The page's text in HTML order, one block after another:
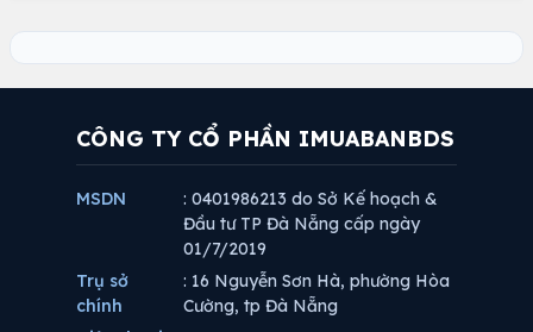
CÔNG TY CỔ PHẦN IMUABANBDS
MSDN
: 0401986213 do Sở Kế hoạch &
Đầu tư TP Đà Nẵng cấp ngày
01/7/2019
Trụ sở
chính
: 16 Nguyễn Sơn Hà, phường Hòa
Cường, tp Đà Nẵng